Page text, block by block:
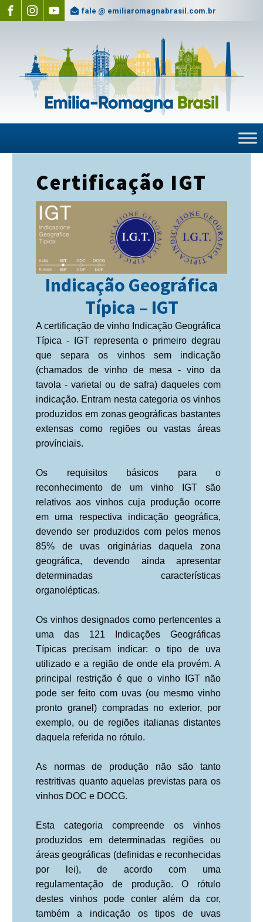
fale @ emiliaromagnabrasil.com.br
Certificação IGT
Indicação Geográfica
Típica – IGT
A certificação de vinho Indicação Geográfica
Típica - IGT representa o primeiro degrau
que separa os vinhos sem indicação
(chamados de vinho de mesa - vino da
tavola - varietal ou de safra) daqueles com
indicação. Entram nesta categoria os vinhos
produzidos em zonas geográficas bastantes
extensas como regiões ou vastas áreas
provínciais.
Os requisitos básicos para o
reconhecimento de um vinho IGT são
relativos aos vinhos cuja produção ocorre
em uma respectiva indicação geográfica,
devendo ser produzidos com pelos menos
85% de uvas originárias daquela zona
geográfica, devendo ainda apresentar
determinadas características
organolépticas.
Os vinhos designados como pertencentes a
uma das 121 Indicações Geográficas
Típicas precisam indicar: o tipo de uva
utilizado e a região de onde ela provém. A
principal restrição é que o vinho IGT não
pode ser feito com uvas (ou mesmo vinho
pronto granel) compradas no exterior, por
exemplo, ou de regiões italianas distantes
daquela referida no rótulo.
As normas de produção não são tanto
restritivas quanto aquelas previstas para os
vinhos DOC e DOCG.
Esta categoria compreende os vinhos
produzidos em determinadas regiões ou
áreas geográficas (definidas e reconhecidas
por lei), de acordo com uma
regulamentação de produção. O rótulo
destes vinhos pode conter além da cor,
também a indicação os tipos de uvas